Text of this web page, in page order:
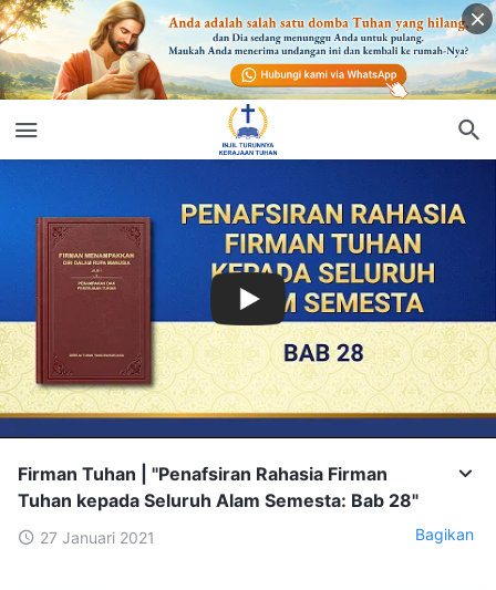
Firman Tuhan | "Penafsiran Rahasia Firman
Tuhan kepada Seluruh Alam Semesta: Bab 28"
27 Januari 2021 Bagikan